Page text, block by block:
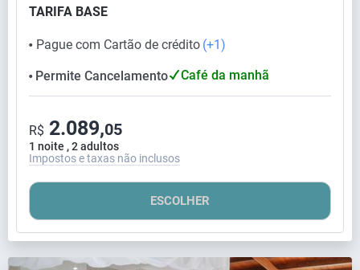
TARIFA BASE
⬤ Pague com Cartão de crédito (+1)
⬤ Permite Cancelamento Café da manhã
1 noite , 2 adultos
R$ 2.089,05
Impostos e taxas não inclusos
ESCOLHER